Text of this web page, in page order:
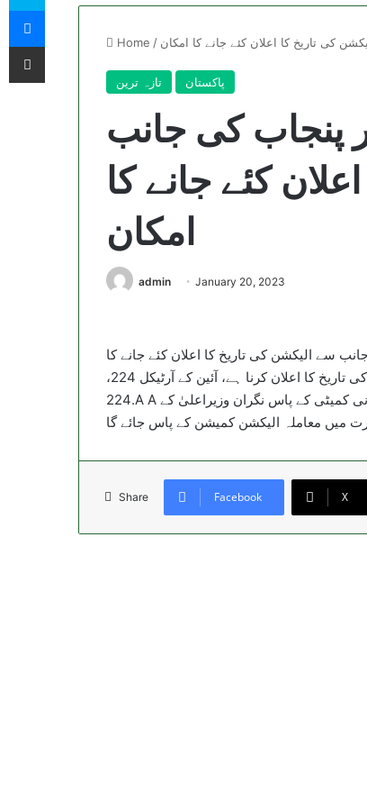
Home /
تازہ ترین پاکستان
پنجاب کی جانب
کئے جانے کا
امکان
admin January 20, 2023
گورنر پنجاب کی جانب سے الیکشن کی تاریخ کا اعلان کئے جانے کا
امکان ہے۔گورنر پنجاب کو نگران وزیراعلیٰ کے اعلان سے پہلے الیکشن کی تاریخ کا اعلان کرنا ہے، آئین کے آرٹیکل 224،
224.A A اور 105 کے تحت گورنر پنجاب کو یہ ذمہ داری ادا کرنا ہے۔آج پارلیمانی کمیٹی کے پاس نگران وزیراعلیٰ کے
میں معاملہ الیکشن کمیشن کے پاس جائے گا
Share Facebook X
Messenger
Share via Email